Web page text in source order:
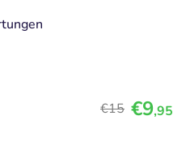
€15 €9,95